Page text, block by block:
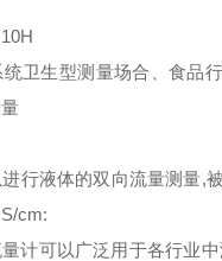
卫生型测量场合、食品
行液体的双向流量测量,
cm:
计可以广泛用于各行业